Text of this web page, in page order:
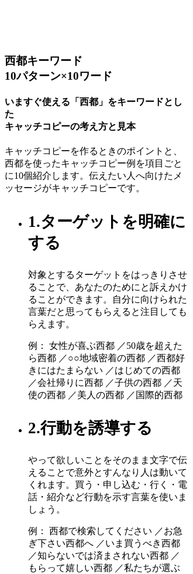
西都キーワード
10パターン×10ワード
いますぐ使える「西都」をキーワードとし
た
キャッチコピーの考え方と見本
キャッチコピーを作るときのポイントと、
西都を使ったキャッチコピー例を項目ごと
に10個紹介します。伝えたい人へ向けたメ
ッセージがキャッチコピーです。
1.ターゲットを明確に
する
対象とするターゲットをはっきりさせ
ることで、あなたのためにと訴えかけ
ることができます。自分に向けられた
言葉だと思ってもらえると注目しても
らえます。
例： 女性が喜ぶ西都 ／50歳を超えた
ら西都 ／○○地域密着の西都 ／西都好
きにはたまらない ／はじめての西都
／会社帰りに西都 ／子供の西都 ／天
使の西都 ／美人の西都 ／国際的西都
2.行動を誘導する
やって欲しいことをそのまま文字で伝
えることで意外とすんなり人は動いて
くれます。買う・申し込む・行く・電
話・紹介など行動を示す言葉を使いま
しょう。
例： 西都で検索してください ／お急
ぎ下さい西都へ ／いま買うべき西都
／知らないでは済まされない西都 ／
もらって嬉しい西都 ／私たちが選ぶ